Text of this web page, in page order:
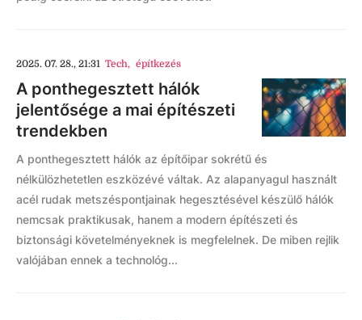
2025. 07. 28., 21:31 Tech, építkezés
A ponthegesztett hálók
jelentősége a mai építészeti
trendekben
A ponthegesztett hálók az építőipar sokrétű és
nélkülözhetetlen eszközévé váltak. Az alapanyagul használt
acél rudak metszéspontjainak hegesztésével készülő hálók
nemcsak praktikusak, hanem a modern építészeti és
biztonsági követelményeknek is megfelelnek. De miben rejlik
valójában ennek a technológ...